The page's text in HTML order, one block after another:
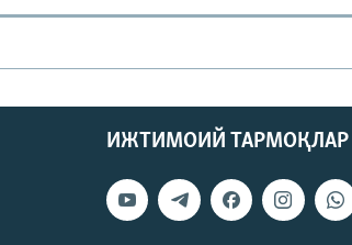
ИЖТИМОИЙ ТАРМОҚЛАР